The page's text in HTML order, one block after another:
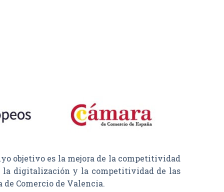
objetivo es la mejora de la competitividad
la digitalización y la competitividad de las
Comercio de Valencia.